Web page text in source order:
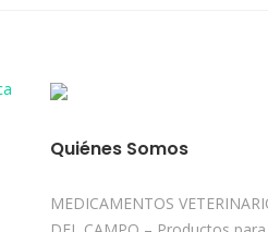
Quiénes Somos
MEDICAMENTOS